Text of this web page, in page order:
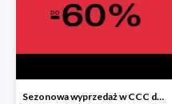
Sezonowa wyprzedaż w CCC do -60%